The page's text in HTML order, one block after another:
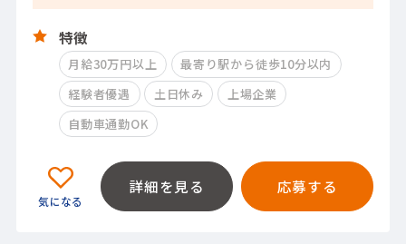
特徴
月給30万円以上
最寄り駅から徒歩10分以内
経験者優遇
土日休み
上場企業
自動車通勤OK
詳細を見る 応募する